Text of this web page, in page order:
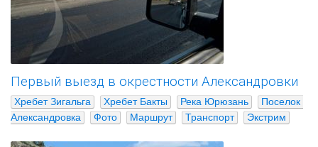
Первый выезд в окрестности Александровки
Хребет Зигальга Хребет Бакты Река Юрюзань
Поселок
Александровка
Фото Маршрут Транспорт Экстрим